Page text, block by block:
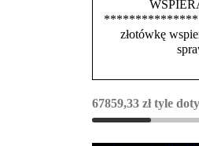
***************
złotówkę
67859,33 zł tyle